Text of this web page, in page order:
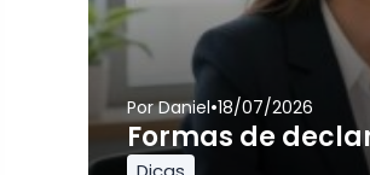
PorDaniel•18/07/2026
Formas de